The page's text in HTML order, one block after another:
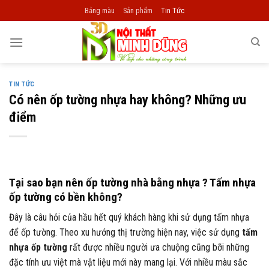
to
content
Bảng màu Sản phẩm Tin Tức
TIN TỨC
Có nên ốp tường nhựa hay không? Những ưu
điểm
Tại sao bạn nên ốp tường nhà bằng nhựa ? Tấm nhựa
ốp tường có bền không?
Đây là câu hỏi của hầu hết quý khách hàng khi sử dụng tấm nhựa
để ốp tường. Theo xu hướng thị trường hiện nay, việc sử dụng tấm
nhựa ốp tường rất được nhiều người ưa chuộng cũng bỡi những
đặc tính ưu việt mà vật liệu mới này mang lại. Với nhiều màu sắc